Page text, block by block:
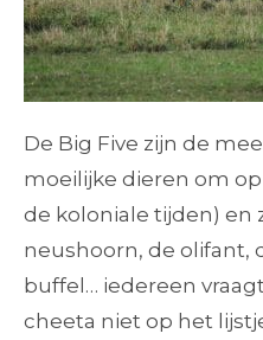
De Big Five zijn de
moeilijke dieren om
de koloniale tijden) en
neushoorn, de olifant,
buffel… iedereen
cheeta niet op het